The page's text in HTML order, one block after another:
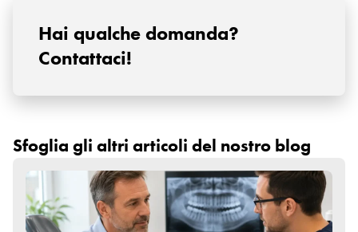
Hai qualche domanda?
Contattaci!
Sfoglia gli altri articoli del nostro blog